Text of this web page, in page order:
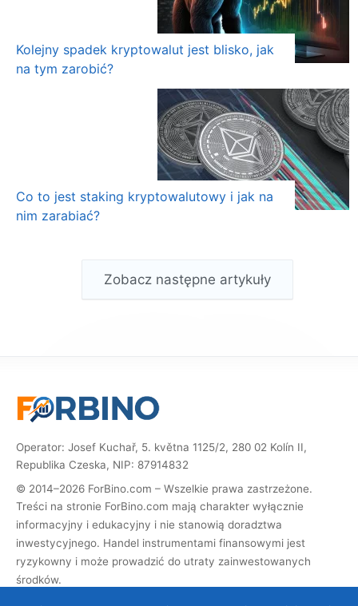
Kolejny spadek kryptowalut jest blisko, jak
na tym zarobić?
Co to jest staking kryptowalutowy i jak na
nim zarabiać?
Zobacz następne artykuły
Operator: Josef Kuchař, 5. května 1125/2, 280 02 Kolín II,
Republika Czeska, NIP: 87914832
© 2014–2026 ForBino.com – Wszelkie prawa zastrzeżone.
Treści na stronie ForBino.com mają charakter wyłącznie
informacyjny i edukacyjny i nie stanowią doradztwa
inwestycyjnego. Handel instrumentami finansowymi jest
ryzykowny i może prowadzić do utraty zainwestowanych
środków.